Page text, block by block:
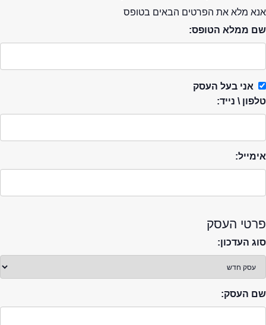
אנא מלא את הפרטים הבאים בטופס
שם ממלא הטופס:
אני בעל העסק
טלפון \ נייד:
אימייל:
פרטי העסק
סוג העדכון:
שם העסק: